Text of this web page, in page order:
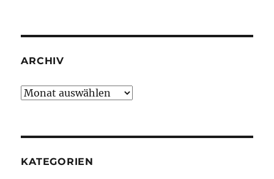
schlecht
sind
ARCHIV
Archiv
KATEGORIEN